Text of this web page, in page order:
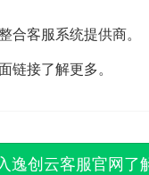
合客服系统提供商。
链接了解更多。
逸创云客服官网了